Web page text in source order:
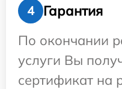
4
Гарантия
По окончании
услуги Вы
сертификат на